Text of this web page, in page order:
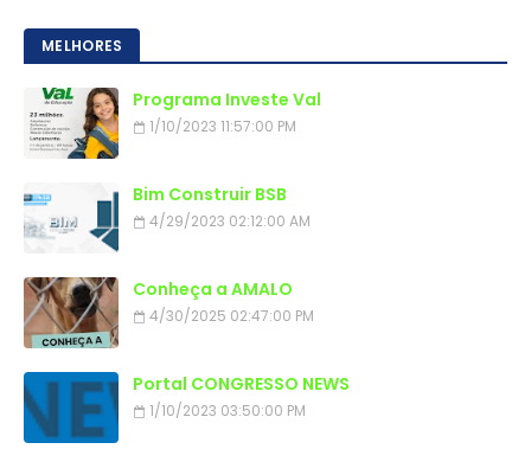
MELHORES
Programa Investe Val
1/10/2023 11:57:00 PM
Bim Construir BSB
4/29/2023 02:12:00 AM
Conheça a AMALO
4/30/2025 02:47:00 PM
Portal CONGRESSO NEWS
1/10/2023 03:50:00 PM